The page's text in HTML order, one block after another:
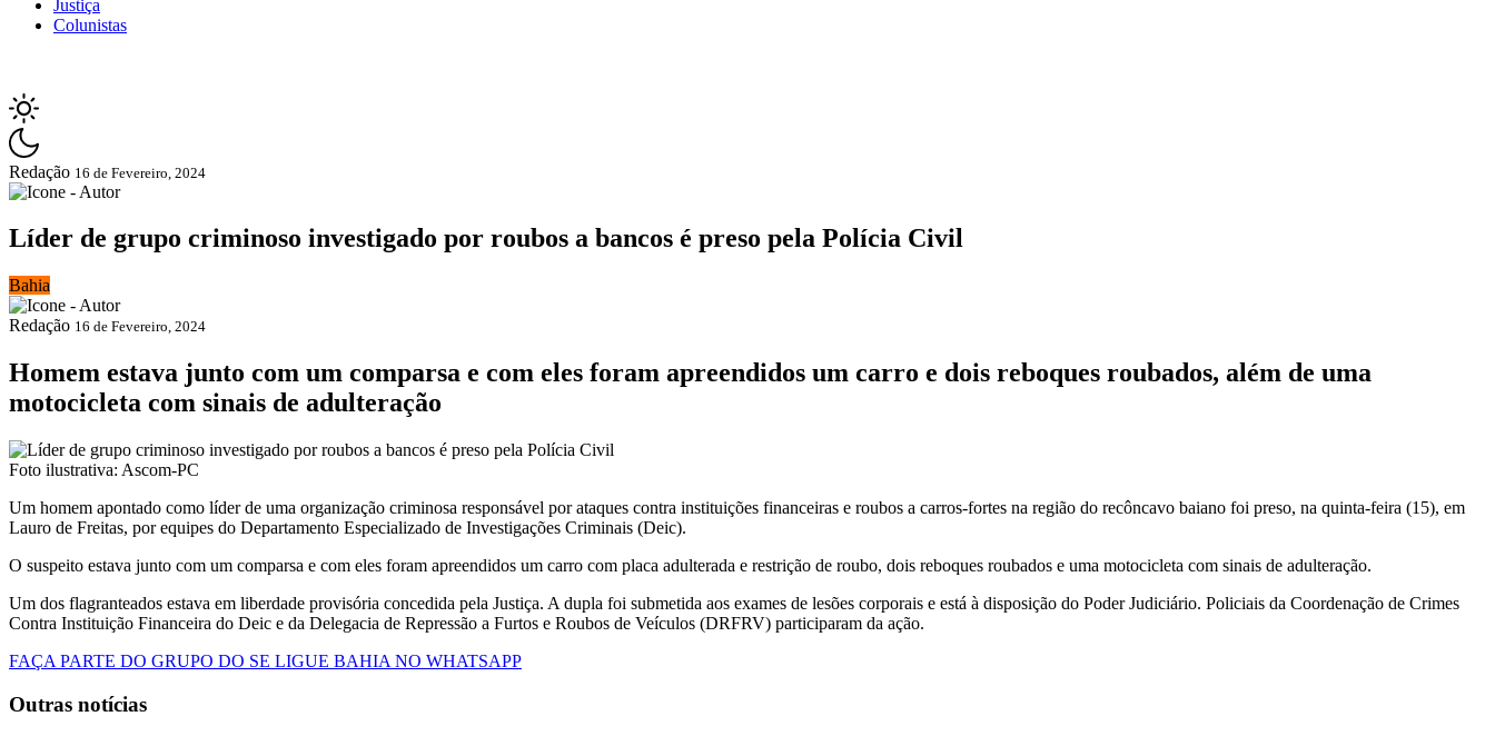
Justiça
Colunistas
Redação 16 de Fevereiro, 2024
Líder de grupo criminoso investigado por roubos a bancos é preso pela Polícia Civil
Bahia
Redação 16 de Fevereiro, 2024
Homem estava junto com um comparsa e com eles foram apreendidos um carro e dois reboques roubados, além de uma
motocicleta com sinais de adulteração
Foto ilustrativa: Ascom-PC
Um homem apontado como líder de uma organização criminosa responsável por ataques contra instituições financeiras e roubos a carros-fortes na região do recôncavo baiano foi preso, na quinta-feira (15), em
Lauro de Freitas, por equipes do Departamento Especializado de Investigações Criminais (Deic).
O suspeito estava junto com um comparsa e com eles foram apreendidos um carro com placa adulterada e restrição de roubo, dois reboques roubados e uma motocicleta com sinais de adulteração.
Um dos flagranteados estava em liberdade provisória concedida pela Justiça. A dupla foi submetida aos exames de lesões corporais e está à disposição do Poder Judiciário. Policiais da Coordenação de Crimes
Contra Instituição Financeira do Deic e da Delegacia de Repressão a Furtos e Roubos de Veículos (DRFRV) participaram da ação.
FAÇA PARTE DO GRUPO DO SE LIGUE BAHIA NO WHATSAPP
Outras notícias